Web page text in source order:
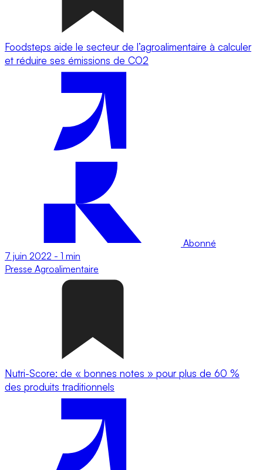
Foodsteps aide le secteur de l’agroalimentaire à calculer
et réduire ses émissions de CO2
Abonné
7 juin 2022 - 1 min
Presse Agroalimentaire
Nutri-Score: de « bonnes notes » pour plus de 60 %
des produits traditionnels